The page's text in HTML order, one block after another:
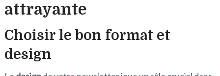
attrayante
Choisir le bon format et
design